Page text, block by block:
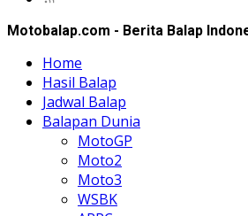
Motobalap.com - Berita Balap
Home
Hasil Balap
Jadwal Balap
Balapan Dunia
MotoGP
Moto2
Moto3
WSBK